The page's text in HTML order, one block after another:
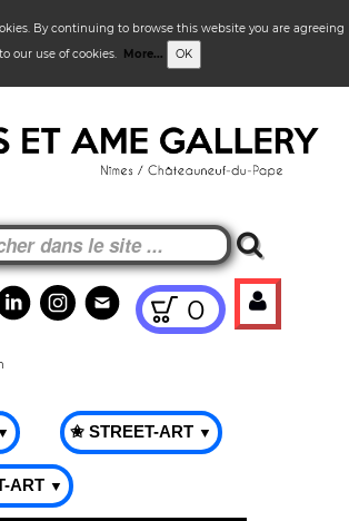
By continuing to browse this website you are agreeing
to our use of cookies. More... OK
0
✬ STREET-ART ▼
ART ▼